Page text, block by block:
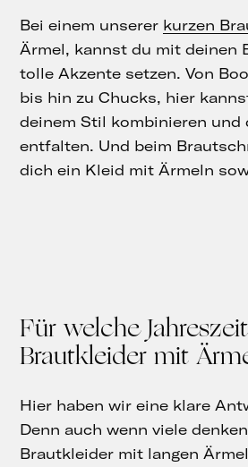
Bei einem unserer kurzen
Ärmel, kannst du mit deinen
tolle Akzente setzen. Von
bis hin zu Chucks, hier
deinem Stil kombinieren und
entfalten. Und beim
dich ein Kleid mit Ärmeln
Für welche
Brautkleider mit
Hier haben wir eine klare
Denn auch wenn viele
Brautkleider mit langen